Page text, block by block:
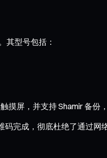
其型号包括：
屏，并支持 Shamir 备份
成，彻底杜绝了通过网